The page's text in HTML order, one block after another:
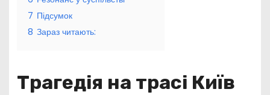
7 Підсумок
8 Зараз читають:
Трагедія на трасі Київ